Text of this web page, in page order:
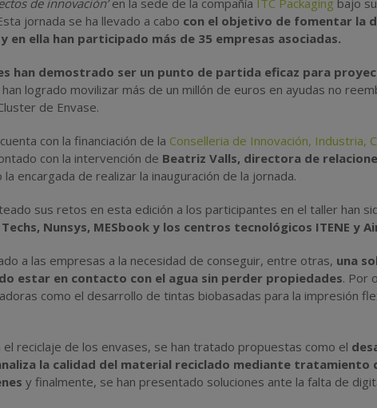
de innovación’en la sede de la compañía ITC Packaging bajo
jornada se ha llevado a cabo con el objetivo de fomentar la
en ella han participado más de 35 empresas asociadas.
han demostrado ser un punto de partida eficaz para
logrado movilizar más de un millón de euros en ayudas no
de Envase.
con la financiación de la Conselleria de Innovación, Industria,
con la intervención de Beatriz Valls, directora de
la encargada de realizar la inauguración de la jornada.
sus retos en esta edición a los participantes en el taller han
Nunsys, MESbook y los centros tecnológicos ITENE y
a las empresas a la necesidad de conseguir, entre otras, una
estar en contacto con el agua sin perder propiedades. Por
como el desarrollo de tintas biobasadas para la impresión
el reciclaje de los envases, se han tratado propuestas como el
la calidad del material reciclado mediante tratamiento
y finalmente, se han presentado soluciones ante la falta de